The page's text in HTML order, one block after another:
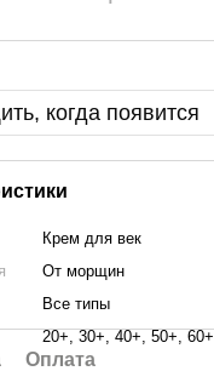
когда появится
Крем для век
От морщин
Все типы
20+, 30+, 40+, 50+, 60+
Оплата